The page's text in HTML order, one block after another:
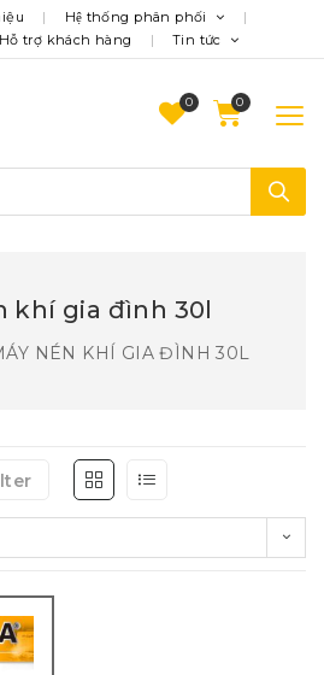
Hệ thống phân phối
Hỗ trợ khách hàng Tin tức
0
khí gia đình 30l
NÉN KHÍ GIA ĐÌNH 30L